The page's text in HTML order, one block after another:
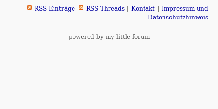
RSS Einträge
RSS Threads Kontakt
Impressum und
Datenschutzhinweis
powered by my little forum